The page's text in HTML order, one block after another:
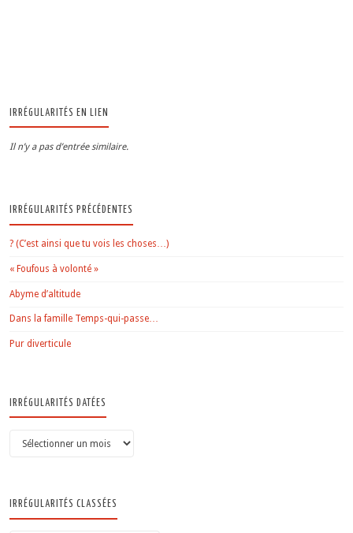
IRRÉGULARITÉS EN LIEN
Il n’y a pas d’entrée similaire.
IRRÉGULARITÉS PRÉCÉDENTES
? (C’est ainsi que tu vois les choses…)
« Foufous à volonté »
Abyme d’altitude
Dans la famille Temps-qui-passe…
Pur diverticule
IRRÉGULARITÉS DATÉES
datées
IRRÉGULARITÉS CLASSÉES